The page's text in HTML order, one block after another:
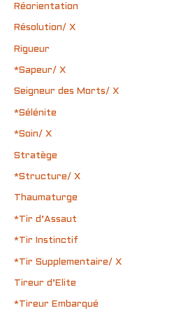
Réorientation
Résolution/ X
Rigueur
*Sapeur/ X
Seigneur des Morts/ X
*Sélénite
*Soin/ X
Stratège
*Structure/ X
Thaumaturge
*Tir d’Assaut
*Tir Instinctif
*Tir Supplementaire/ X
Tireur d’Elite
*Tireur Embarqué